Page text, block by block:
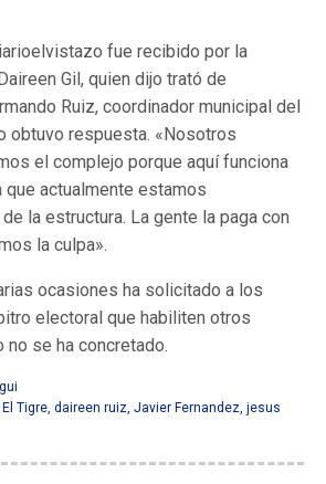
fue recibido por la
Gil, quien dijo trató de
Ruiz, coordinador municipal del
obtuvo respuesta. «Nosotros
el complejo porque aquí funciona
que actualmente estamos
la estructura. La gente la paga con
la culpa».
ocasiones ha solicitado a los
electoral que habiliten otros
se ha concretado.
El Tigre, daireen ruiz, Javier Fernandez, jesus